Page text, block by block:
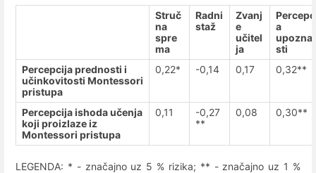
Struč
na
spre
ma
Radni
staž
Zvanj
e
učitel
ja
a
sti
Percepcija prednosti i
učinkovitosti Montessori
pristupa
0,22* -0,14 0,17 0,32**
Percepcija ishoda učenja
koji proizlaze iz
Montessori pristupa
0,11
-0,27
**
0,08 0,30**
LEGENDA: * - značajno uz 5 % rizika; ** - značajno uz 1 %